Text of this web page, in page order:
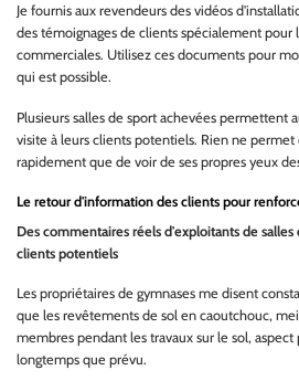
Je fournis aux revendeurs des vidéos
des témoignages de clients spécialement pour
commerciales. Utilisez ces documents pour
qui est possible.
Plusieurs salles de sport achevées permettent
visite à leurs clients potentiels. Rien ne
rapidement que de voir de ses propres yeux
Le retour d'information des clients pour
Des commentaires réels d'exploitants de salles
clients potentiels
Les propriétaires de gymnases me disent
que les revêtements de sol en caoutchouc,
membres pendant les travaux sur le sol,
longtemps que prévu.